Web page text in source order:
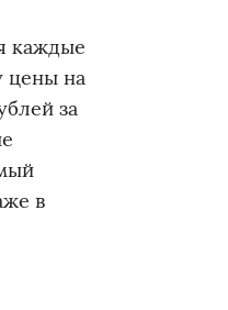
каждые
цены на
за
в